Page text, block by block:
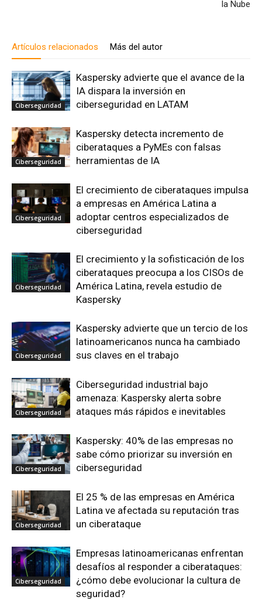
la Nube
Artículos relacionados Más del autor
Ciberseguridad
Kaspersky advierte que el avance de la
IA dispara la inversión en
ciberseguridad en LATAM
Ciberseguridad
Kaspersky detecta incremento de
ciberataques a PyMEs con falsas
herramientas de IA
Ciberseguridad
El crecimiento de ciberataques impulsa
a empresas en América Latina a
adoptar centros especializados de
ciberseguridad
Ciberseguridad
El crecimiento y la sofisticación de los
ciberataques preocupa a los CISOs de
América Latina, revela estudio de
Kaspersky
Ciberseguridad
Kaspersky advierte que un tercio de los
latinoamericanos nunca ha cambiado
sus claves en el trabajo
Ciberseguridad
Ciberseguridad industrial bajo
amenaza: Kaspersky alerta sobre
ataques más rápidos e inevitables
Ciberseguridad
Kaspersky: 40% de las empresas no
sabe cómo priorizar su inversión en
ciberseguridad
Ciberseguridad
El 25 % de las empresas en América
Latina ve afectada su reputación tras
un ciberataque
Ciberseguridad
Empresas latinoamericanas enfrentan
desafíos al responder a ciberataques:
¿cómo debe evolucionar la cultura de
seguridad?